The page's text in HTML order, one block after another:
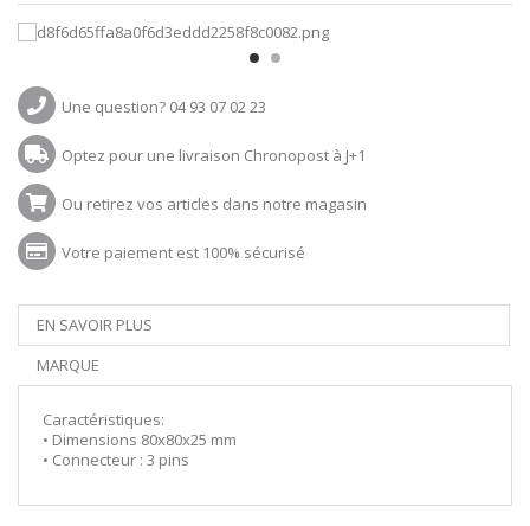
Une question? 04 93 07 02 23
Optez pour une livraison Chronopost à J+1
Ou retirez vos articles dans notre magasin
Votre paiement est 100% sécurisé
EN SAVOIR PLUS
MARQUE
Caractéristiques:
• Dimensions 80x80x25 mm
• Connecteur : 3 pins